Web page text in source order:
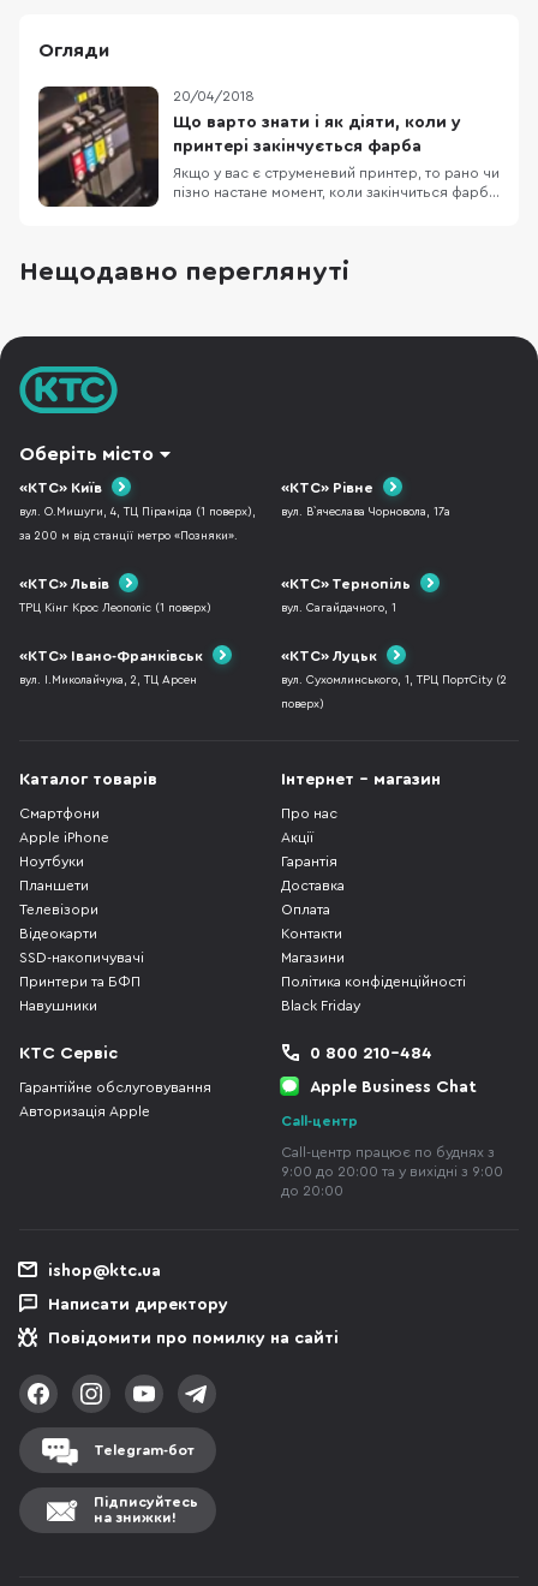
Огляди
20/04/2018
Що варто знати і як діяти, коли у
принтері закінчується фарба
Якщо у вас є струменевий принтер, то рано чи
пізно настане момент, коли закінчиться фарба
зважати на попередження про закінчення
фарби? які основні види фарб використову
Нещодавно переглянуті
Оберіть місто
«КТС» Київ
вул. О.Мишуги, 4, ТЦ Піраміда (1 поверх),
за 200 м від станції метро «Позняки».
«КТС» Рівне
вул. В`ячеслава Чорновола, 17а
«КТС» Львів
ТРЦ Кінг Крос Леополіс (1 поверх)
«КТС» Тернопіль
вул. Сагайдачного, 1
«КТС» Івано-Франківськ
вул. І.Миколайчука, 2, ТЦ Арсен
«КТС» Луцьк
вул. Сухомлинського, 1, ТРЦ ПортCity (2
поверх)
Каталог товарів
Смартфони
Apple iPhone
Ноутбуки
Планшети
Телевізори
Відеокарти
SSD-накопичувачі
Принтери та БФП
Навушники
Інтернет - магазин
Про нас
Акції
Гарантія
Доставка
Оплата
Контакти
Магазини
Політика конфіденційності
Black Friday
КТС Сервіс
Гарантійне обслуговування
Авторизація Apple
0 800 210-484
Apple Business Chat
Call-центр
Call-центр працює по буднях з
9:00 до 20:00 та у вихідні з 9:00
до 20:00
ishop@ktc.ua
Написати директору
Повідомити про помилку на сайті
Telegram-бот
Підписуйтесь
на знижки!